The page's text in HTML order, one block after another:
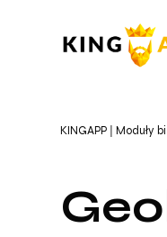
KINGAPP Moduły